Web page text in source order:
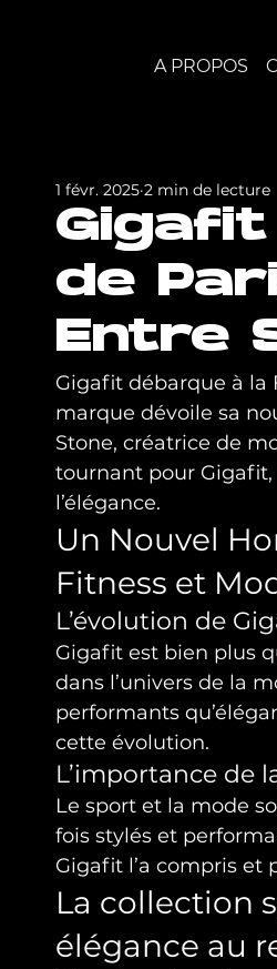
A PROPOS
Gigafit
de
Entre
1 févr. 2025 2 min de lecture
Gigafit débarque à la
marque dévoile sa
Stone, créatrice de
tournant pour
l’élégance.
Un Nouvel
Fitness et
L’évolution de
Gigafit est bien plus
dans l’univers de la
performants
cette évolution.
L’importance de
Le sport et la mode
fois stylés et
Gigafit l’a compris et
La collection
élégance au